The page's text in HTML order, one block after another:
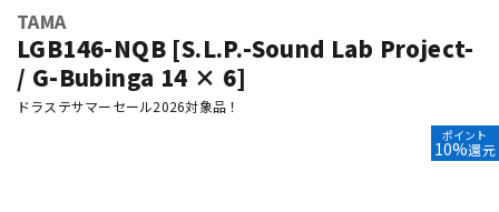
エレキギター
TAMA
LGB146-NQB [S.L.P.-Sound Lab Project-
/ G-Bubinga 14 × 6]
ドラステサマーセール2026対象品！
ポイント
10%還元